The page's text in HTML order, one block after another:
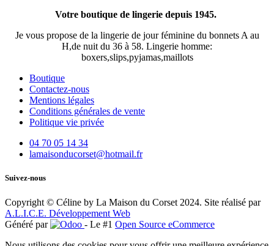
Votre boutique de lingerie depuis 1945.
Je vous propose de la lingerie de jour féminine du bonnets A au
H,de nuit du 36 à 58. Lingerie homme:
boxers,slips,pyjamas,maillots
Boutique
Contactez-nous
Mentions légales
Conditions générales de vente
Politique vie privée
04 70 05 14 34
lamaisonducorset@hotmail.fr
Suivez-nous
Copyright © Céline by La Maison du Corset 2024. Site réalisé par
A.L.I.C.E. Développement Web
Généré par
- Le #1 Open Source eCommerce